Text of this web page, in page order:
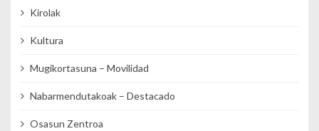
Kirolak
Kultura
Mugikortasuna – Movilidad
Nabarmendutakoak – Destacado
Osasun Zentroa